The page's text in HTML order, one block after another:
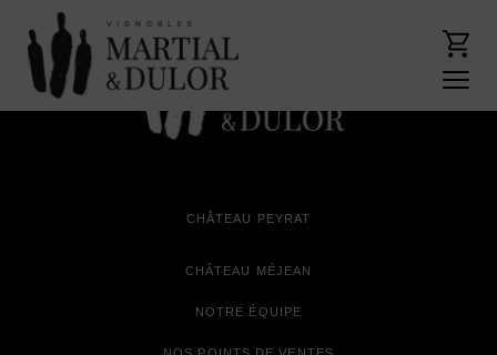
CHÂTEAU PEYRAT
CHÂTEAU MÉJEAN
NOTRE ÉQUIPE